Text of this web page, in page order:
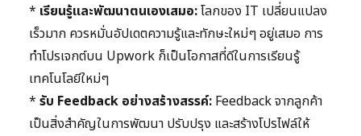
* เรียนรู้และพัฒนาตนเองเสมอ:โลกของ IT เปลี่ยนแปลง
เร็วมาก ควรหมั่นอัปเดตความรู้และทักษะใหม่ๆ อยู่เสมอ การ
ทำโปรเจกต์บน Upwork ก็เป็นโอกาสที่ดีในการเรียนรู้
เทคโนโลยีใหม่ๆ
* รับ Feedback อย่างสร้างสรรค์: Feedback จากลูกค้า
เป็นสิ่งสำคัญในการพัฒนา ปรับปรุง และสร้างโปรไฟล์ให้